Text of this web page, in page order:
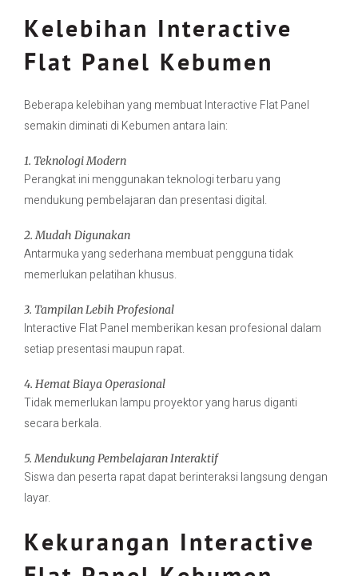
Kelebihan Interactive
Flat Panel Kebumen
Beberapa kelebihan yang membuat Interactive Flat Panel
semakin diminati di Kebumen antara lain:
1. Teknologi Modern
Perangkat ini menggunakan teknologi terbaru yang
mendukung pembelajaran dan presentasi digital.
2. Mudah Digunakan
Antarmuka yang sederhana membuat pengguna tidak
memerlukan pelatihan khusus.
3. Tampilan Lebih Profesional
Interactive Flat Panel memberikan kesan profesional dalam
setiap presentasi maupun rapat.
4. Hemat Biaya Operasional
Tidak memerlukan lampu proyektor yang harus diganti
secara berkala.
5. Mendukung Pembelajaran Interaktif
Siswa dan peserta rapat dapat berinteraksi langsung dengan
layar.
Kekurangan Interactive